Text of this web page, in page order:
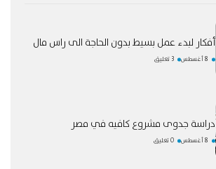
أفكار لبدء عمل بسيط بدون الحاجة الى راس مال
8 أغسطس 3 تعليق
دراسة جدوى مشروع كافيه في مصر
8 أغسطس 0 تعليق